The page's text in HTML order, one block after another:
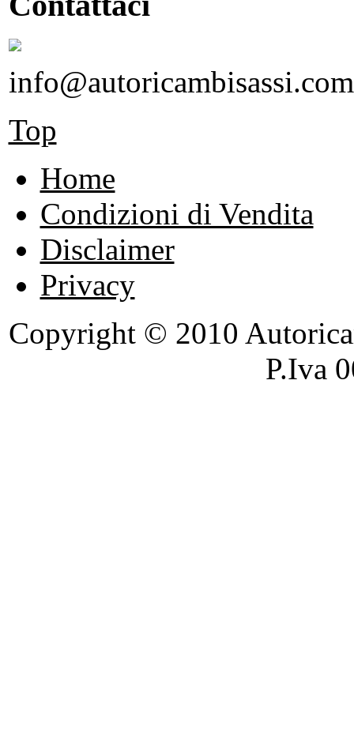
info@autoricambisassi.com
Top
Home
Condizioni di Vendita
Disclaimer
Privacy
Copyright © 2010
P.Iva